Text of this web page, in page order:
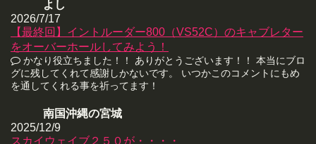
よし
2026/7/17
【最終回】イントルーダー800（VS52C）のキャブレター
をオーバーホールしてみよう！
かなり役立ちました！！ ありがとうございます！！ 本当にブロ
グに残してくれて感謝しかないです。 いつかこのコメントにもめ
を通してくれる事を祈ってます！
南国沖縄の宮城
2025/12/9
スカイウェイブ２５０が・・・・